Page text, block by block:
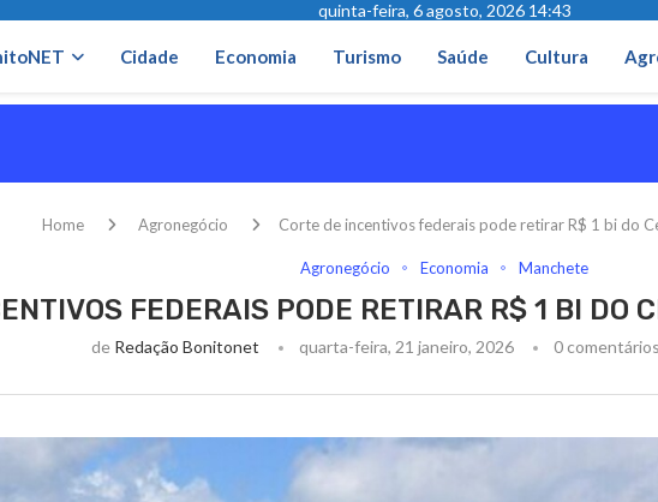
quinta-feira, 6 agosto, 2026 14:43
Cidade Economia Turismo Saúde Cultura
Home Agronegócio Corte de incentivos federais pode retirar R$ 1 bi do
Agronegócio Economia Manchete
FEDERAIS PODE RETIRAR R$ 1 BI DO
de Redação Bonitonet quarta-feira, 21 janeiro, 2026 0 comentários